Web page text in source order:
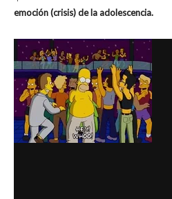
emoción (crisis) de la adolescencia.